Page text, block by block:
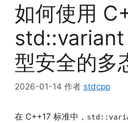
如何使用
std::variant
型安全的多
2026-01-14 作者 stdcpp
在 C++17 标准中，